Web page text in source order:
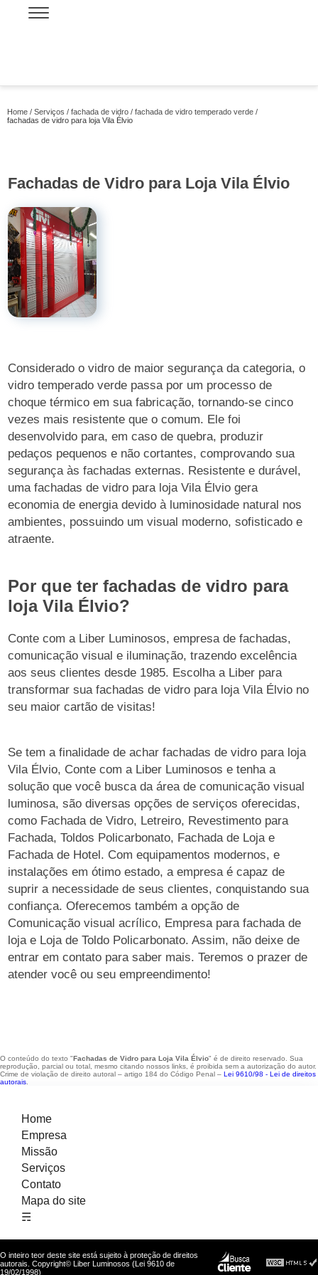
Home Serviços fachada de vidro
fachada de vidro temperado verde
fachadas de vidro para loja Vila Élvio
Fachadas de Vidro para Loja Vila Élvio
Considerado o vidro de maior segurança da categoria, o
vidro temperado verde passa por um processo de
choque térmico em sua fabricação, tornando-se cinco
vezes mais resistente que o comum. Ele foi
desenvolvido para, em caso de quebra, produzir
pedaços pequenos e não cortantes, comprovando sua
segurança às fachadas externas. Resistente e durável,
uma fachadas de vidro para loja Vila Élvio gera
economia de energia devido à luminosidade natural nos
ambientes, possuindo um visual moderno, sofisticado e
atraente.
Por que ter fachadas de vidro para
loja Vila Élvio?
Conte com a Liber Luminosos, empresa de fachadas,
comunicação visual e iluminação, trazendo excelência
aos seus clientes desde 1985. Escolha a Liber para
transformar sua fachadas de vidro para loja Vila Élvio no
seu maior cartão de visitas!
Se tem a finalidade de achar fachadas de vidro para loja
Vila Élvio, Conte com a Liber Luminosos e tenha a
solução que você busca da área de comunicação visual
luminosa, são diversas opções de serviços oferecidas,
como Fachada de Vidro, Letreiro, Revestimento para
Fachada, Toldos Policarbonato, Fachada de Loja e
Fachada de Hotel. Com equipamentos modernos, e
instalações em ótimo estado, a empresa é capaz de
suprir a necessidade de seus clientes, conquistando sua
confiança. Oferecemos também a opção de
Comunicação visual acrílico, Empresa para fachada de
loja e Loja de Toldo Policarbonato. Assim, não deixe de
entrar em contato para saber mais. Teremos o prazer de
atender você ou seu empreendimento!
O conteúdo do texto "Fachadas de Vidro para Loja Vila Élvio" é de direito reservado. Sua
reprodução, parcial ou total, mesmo citando nossos links, é proibida sem a autorização do autor.
Crime de violação de direito autoral – artigo 184 do Código Penal – Lei 9610/98 - Lei de direitos
autorais
Home
Empresa
Missão
Serviços
Contato
Mapa do site
☴
O inteiro teor deste site está sujeito à proteção de direitos
autorais. Copyright© Liber Luminosos (Lei 9610 de
19/02/1998)